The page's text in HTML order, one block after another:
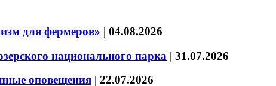
для фермеров» | 04.08.2026
национального парка | 31.07.2026
оповещения | 22.07.2026